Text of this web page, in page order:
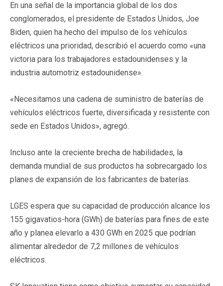
En una señal de la importancia global de los dos
conglomerados, el presidente de Estados Unidos, Joe
Biden, quien ha hecho del impulso de los vehículos
eléctricos una prioridad, describió el acuerdo como «una
victoria para los trabajadores estadounidenses y la
industria automotriz estadounidense».
«Necesitamos una cadena de suministro de baterías de
vehículos eléctricos fuerte, diversificada y resistente con
sede en Estados Unidos», agregó.
Incluso ante la creciente brecha de habilidades, la
demanda mundial de sus productos ha sobrecargado los
planes de expansión de los fabricantes de baterías.
LGES espera que su capacidad de producción alcance los
155 gigavatios-hora (GWh) de baterías para fines de este
año y planea elevarlo a 430 GWh en 2025 que podrían
alimentar alrededor de 7,2 millones de vehículos
eléctricos.